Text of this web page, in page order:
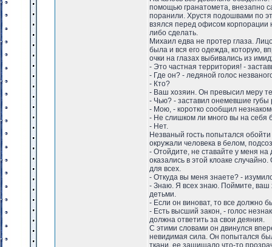
помощью гранатомета, внезапно
поранили. Хрустя подошвами по
взялся перед офисом корпорации
либо сделать.
Михаил едва не протер глаза.
была и вся его одежда, которую,
очки на глазах выбивались из
- Это частная территория! -
- Где он? - ледяной голос
- Кто?
- Ваш хозяин. Он превысил меру
- Чью? - заставил онемевшие
- Мою, - коротко сообщил
- Не слишком ли много вы на себя
- Нет.
Незваный гость попытался
окружали человека в белом,
- Отойдите, не ставайте у меня на
оказались в этой клоаке
для всех.
- Откуда вы меня знаете? -
- Знаю. Я всех знаю. Поймите, ваш
детьми.
- Если он виноват, то все должно
- Есть высший закон, - голос
должна ответить за свои деяния.
С этими словами он двинулся
невидимая сила. Он попытался
ткани, ее защищало что-то